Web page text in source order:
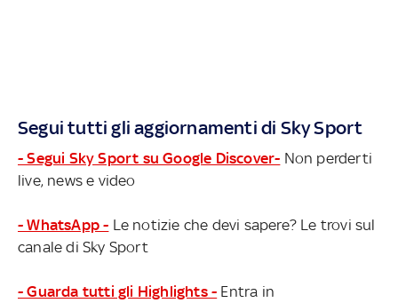
Segui tutti gli aggiornamenti di Sky Sport
- Segui Sky Sport su Google Discover- Non perderti
live, news e video
- WhatsApp - Le notizie che devi sapere? Le trovi sul
canale di Sky Sport
- Guarda tutti gli Highlights - Entra in